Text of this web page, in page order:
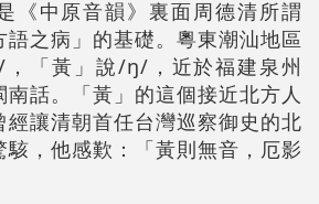
《中原音韻》裏面周德清所謂
語之病」的基礎。粵東潮汕地區
「黃」說/ŋ/，近於福建泉州
話。「黃」的這個接近北方人
經讓清朝首任台灣巡察御史的北
，他感歎：「黃則無音，厄影